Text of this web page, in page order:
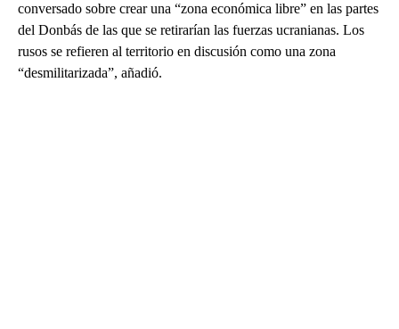
conversado sobre crear una “zona económica libre” en las partes
del Donbás de las que se retirarían las fuerzas ucranianas. Los
rusos se refieren al territorio en discusión como una zona
“desmilitarizada”, añadió.